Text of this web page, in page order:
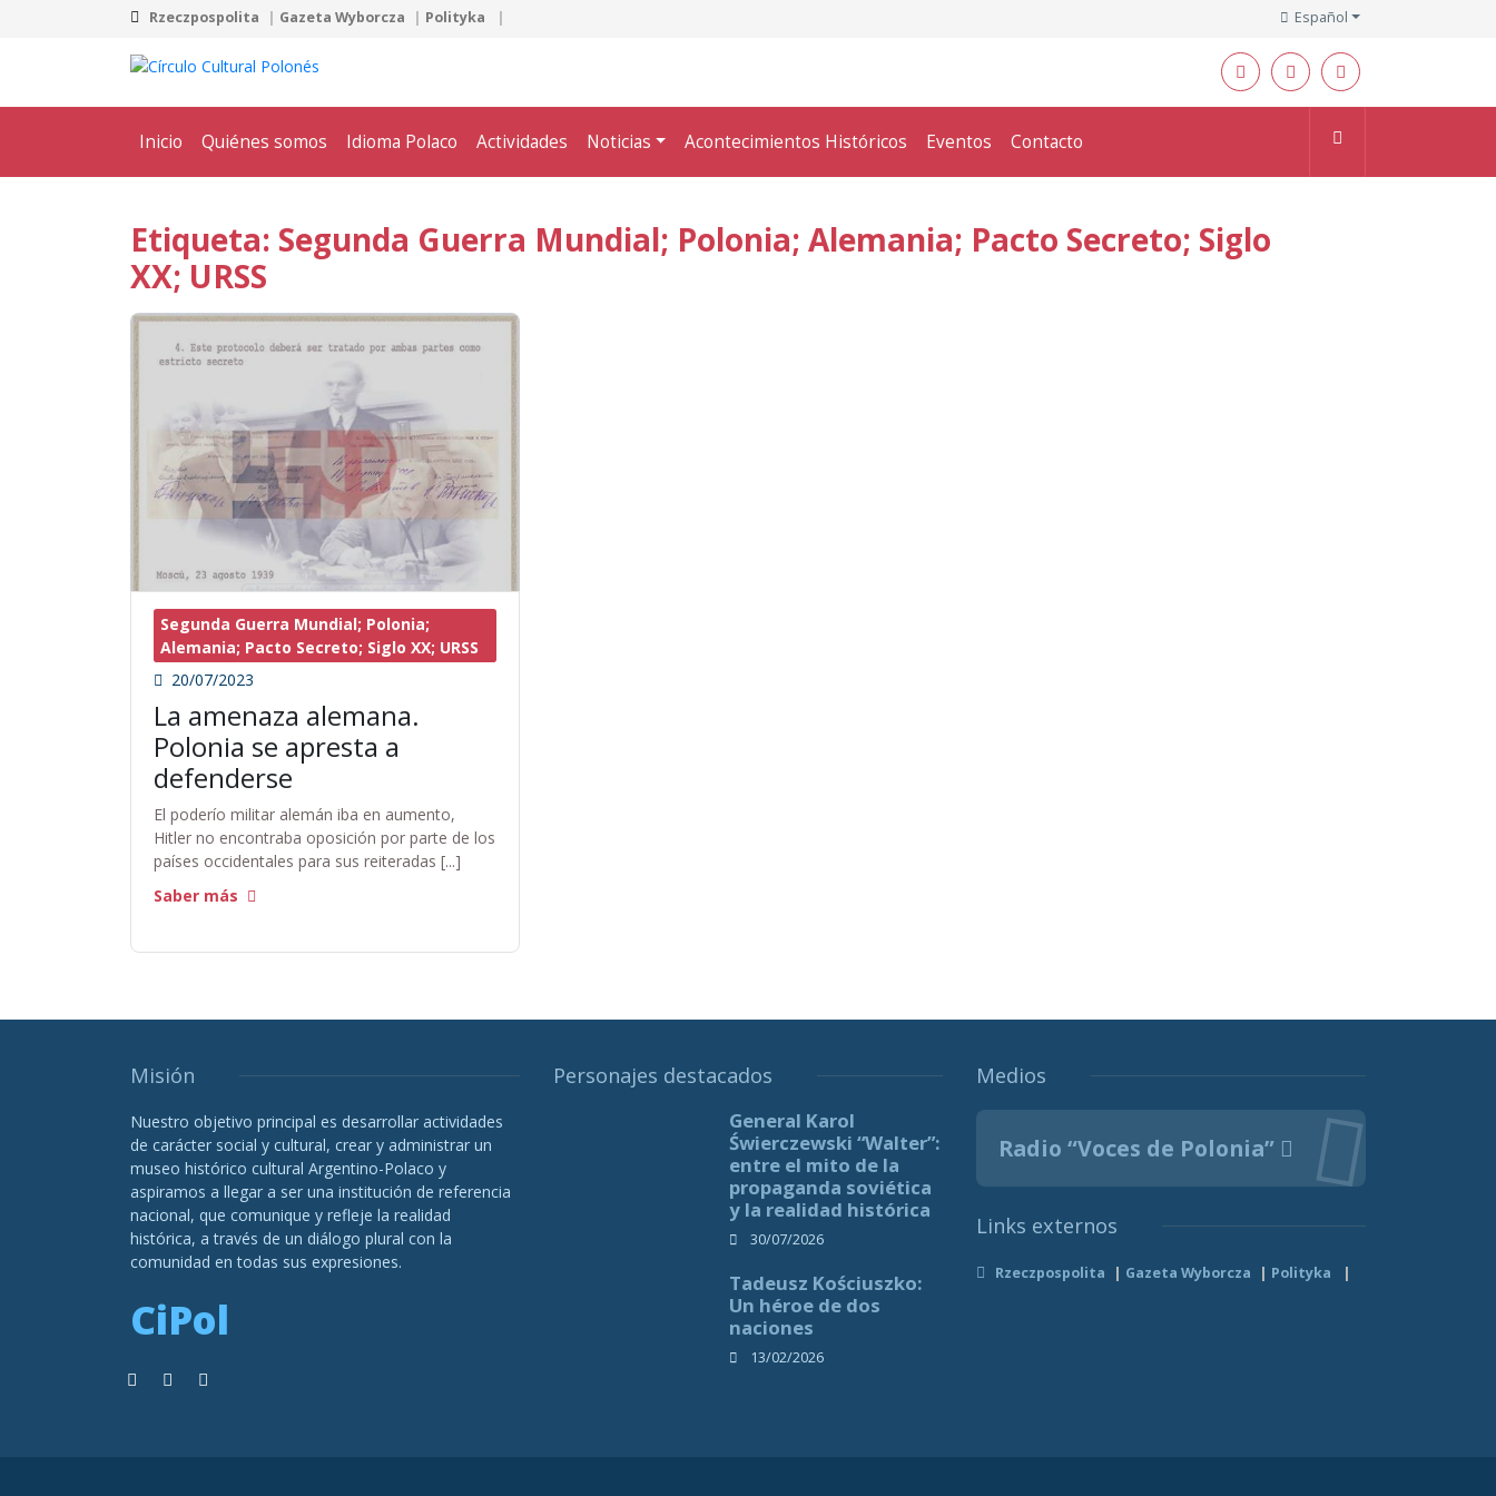
Rzeczpospolita Gazeta Wyborcza Polityka Español
Inicio Quiénes somos Idioma Polaco Actividades Noticias Acontecimientos Históricos Eventos Contacto
Etiqueta: Segunda Guerra Mundial; Polonia; Alemania; Pacto Secreto; Siglo
XX; URSS
Segunda Guerra Mundial; Polonia;
Alemania; Pacto Secreto; Siglo XX; URSS
20/07/2023
La amenaza alemana.
Polonia se apresta a
defenderse
El poderío militar alemán iba en aumento,
Hitler no encontraba oposición por parte de los
países occidentales para sus reiteradas [...]
Saber más
Misión
Nuestro objetivo principal es desarrollar actividades
de carácter social y cultural, crear y administrar un
museo histórico cultural Argentino-Polaco y
aspiramos a llegar a ser una institución de referencia
nacional, que comunique y refleje la realidad
histórica, a través de un diálogo plural con la
comunidad en todas sus expresiones.
CiPol
Personajes destacados
General Karol
Świerczewski “Walter”:
entre el mito de la
propaganda soviética
y la realidad histórica
30/07/2026
Tadeusz Kościuszko:
Un héroe de dos
naciones
13/02/2026
Medios
Radio “Voces de Polonia”
Links externos
Rzeczpospolita Gazeta Wyborcza Polityka